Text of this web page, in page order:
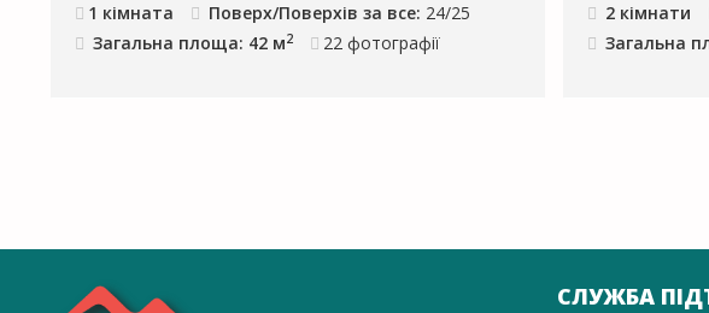
1 кімната
Поверх/Поверхів за все: 24/25
Загальна площа: 42 м2 22 фотографії
2 кімнати
Загальна
СЛУЖБА